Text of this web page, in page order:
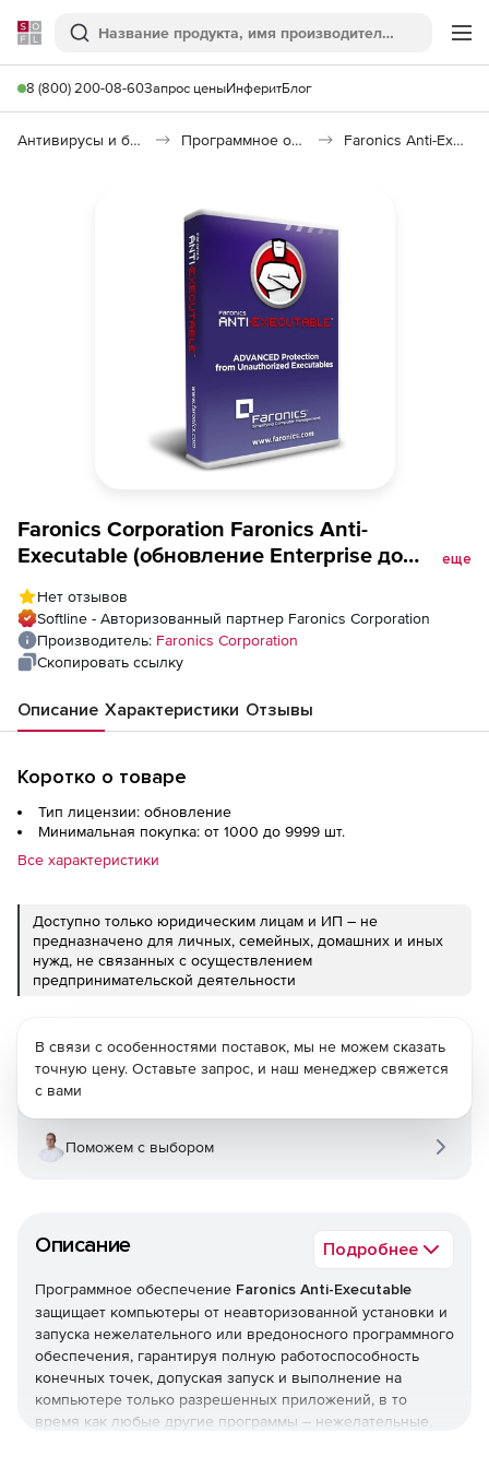
Softline
Поиск
8 (800) 200-08-60Запрос ценыИнферитБлог
Антивирусы и безопасность Программное обеспечение для контроля доступа Faronics Anti-Executable
Faronics Corporation Faronics Anti-
Executable (обновление Enterprise до
еще
Нет отзывов
Softline - Авторизованный партнер Faronics Corporation
Производитель: Faronics Corporation
Скопировать ссылку
Описание Характеристики Отзывы
Коротко о товаре
Тип лицензии: обновление
Минимальная покупка: от 1000 до 9999 шт.
Все характеристики
Доступно только юридическим лицам и ИП – не
предназначено для личных, семейных, домашних и иных
нужд, не связанных с осуществлением
предпринимательской деятельности
Описание Подробнее
Программное обеспечение Faronics Anti-Executable
защищает компьютеры от неавторизованной установки и
запуска нежелательного или вредоносного программного
обеспечения, гарантируя полную работоспособность
конечных точек, допуская запуск и выполнение на
компьютере только разрешенных приложений, в то
время как любые другие программы – нежелательные,
В связи с особенностями поставок, мы не можем сказать
точную цену. Оставьте запрос, и наш менеджер свяжется
с вами
Поможем с выбором